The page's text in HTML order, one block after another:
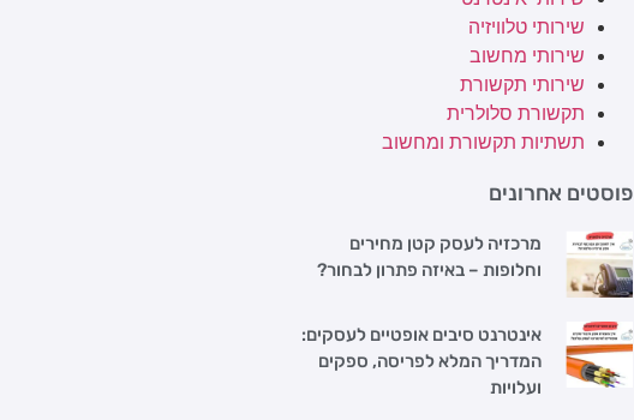
שירותי טלוויזיה
שירותי מחשוב
שירותי תקשורת
תקשורת סלולרית
תשתיות תקשורת ומחשוב
פוסטים אחרונים
מרכזיה לעסק קטן מחירים
וחלופות – באיזה פתרון לבחור?
אינטרנט סיבים אופטיים לעסקים:
המדריך המלא לפריסה, ספקים
ועלויות